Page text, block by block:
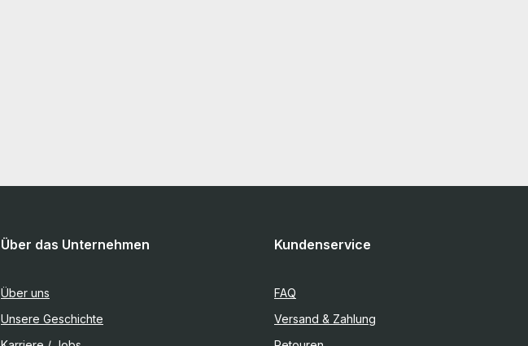
Über das Unternehmen
Über uns
Unsere Geschichte
Kundenservice
FAQ
Versand & Zahlung